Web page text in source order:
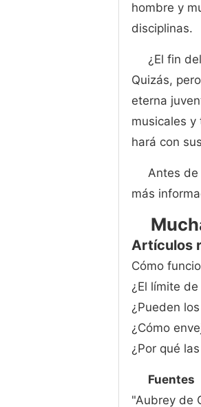
hombre y
disciplinas.
¿El fin
Quizás,
eterna
musicales y
hará con
Antes de
más
Artículos
Cómo
¿El límite
¿Pueden
¿Cómo
¿Por qué
Fuentes
"Aubrey de